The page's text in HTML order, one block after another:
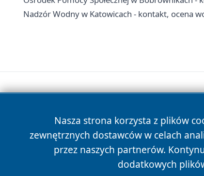
Nadzór Wodny w Katowicach - kontakt, ocena
Nasza strona korzysta z plików
zewnętrznych dostawców w celach
przez naszych partnerów.
dodatkowych